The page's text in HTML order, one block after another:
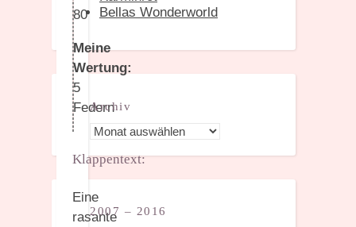
80
Meine
Wertung:
5
Federn
Klappentext:
Eine
rasante
Bellas Wonderworld
Archiv
Archiv
2007 – 2016